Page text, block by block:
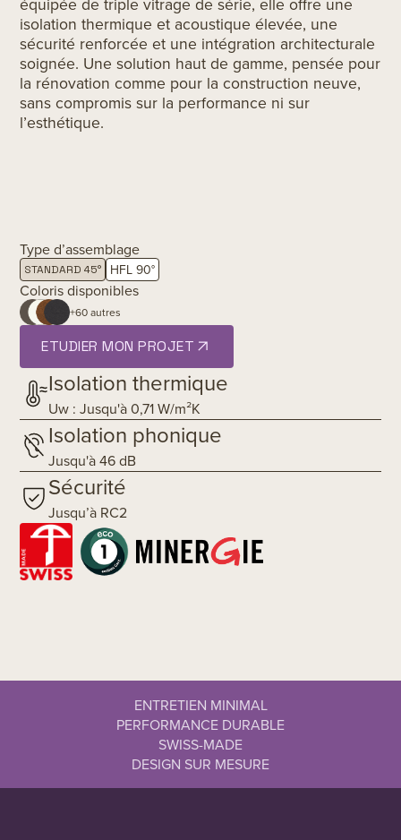
isolation thermique et acoustique élevée, une
sécurité renforcée et une intégration architecturale
soignée. Une solution haut de gamme, pensée pour
la rénovation comme pour la construction neuve,
sans compromis sur la performance ni sur
l’esthétique.
Type d’assemblage
STANDARD 45° HFL 90°
Coloris disponibles
+60 autres
ETUDIER MON PROJET
Isolation thermique
Uw : Jusqu'à 0,71 W/m²K
Isolation phonique
Jusqu'à 46 dB
Sécurité
Jusqu’à RC2
ENTRETIEN MINIMAL
PERFORMANCE DURABLE
SWISS-MADE
DESIGN SUR MESURE